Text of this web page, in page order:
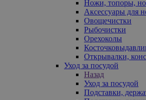
Ножи, топоры,
Аксессуары для
Овощечистки
Рыбочистки
Орехоколы
Открывалки,
Уход за посудой
Назад
Уход за посудой
Подставки,